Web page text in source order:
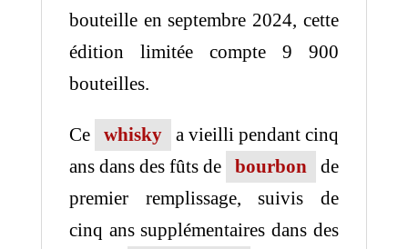
bouteille en septembre 2024, cette
édition limitée compte 9 900
bouteilles.
Ce whisky
a vieilli pendant cinq
ans dans des fûts de
bourbon
de
premier remplissage, suivis de
cinq ans supplémentaires dans des